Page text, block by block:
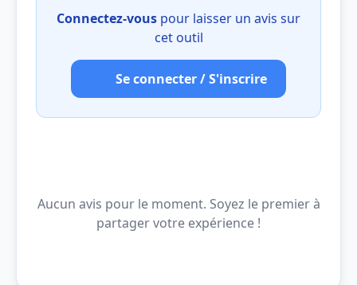
Connectez-vous pour laisser un avis sur
cet outil
Se connecter / S'inscrire
Aucun avis pour le moment. Soyez le premier à
partager votre expérience !